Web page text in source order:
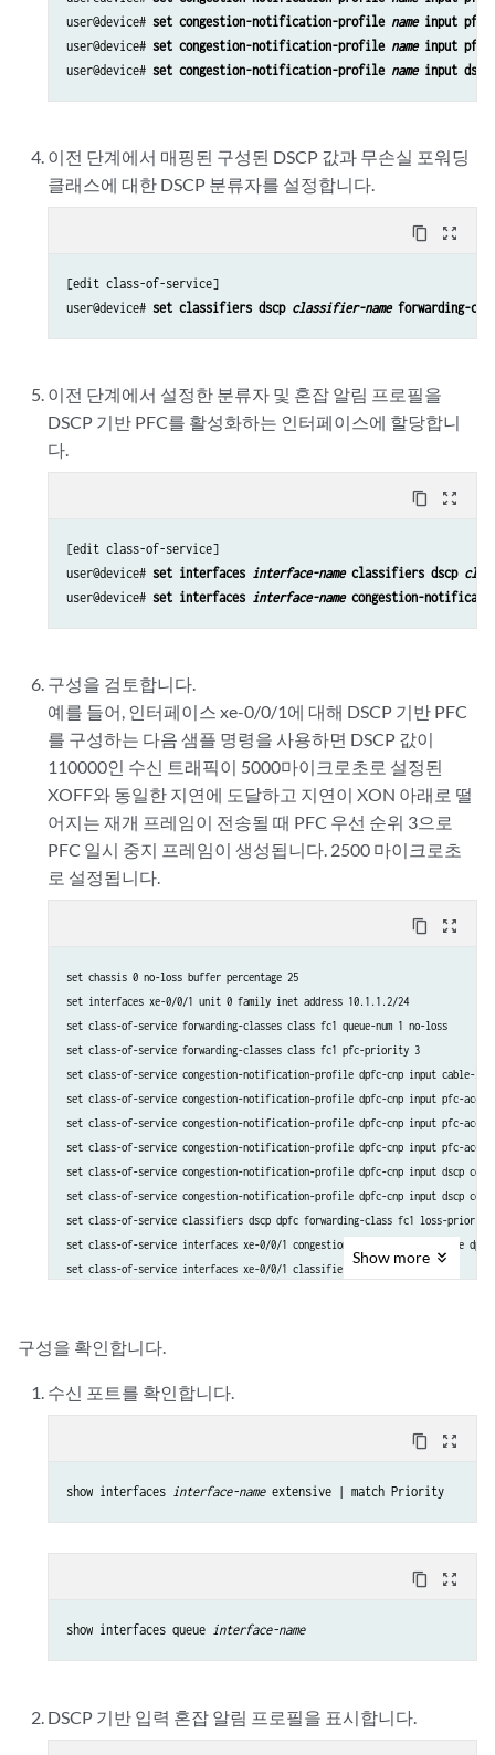
user@device# set congestion-notification-profile name input pfc-
user@device# set congestion-notification-profile name input pfc-
user@device# set congestion-notification-profile name input
이전 단계에서 매핑된 구성된 DSCP 값과 무손실 포워딩
클래스에 대한 DSCP 분류자를 설정합니다.
content_copy zoom_out_map
[edit class-of-service]
user@device# set classifiers dscp classifier-name forwarding-
이전 단계에서 설정한 분류자 및 혼잡 알림 프로필을
DSCP 기반 PFC를 활성화하는 인터페이스에 할당합니
다.
content_copy zoom_out_map
[edit class-of-service]
user@device# set interfaces interface-name classifiers dscp
user@device# set interfaces interface-name congestion-
구성을 검토합니다.
예를 들어, 인터페이스 xe-0/0/1에 대해 DSCP 기반 PFC
를 구성하는 다음 샘플 명령을 사용하면 DSCP 값이
110000인 수신 트래픽이 5000마이크로초로 설정된
XOFF와 동일한 지연에 도달하고 지연이 XON 아래로 떨
어지는 재개 프레임이 전송될 때 PFC 우선 순위 3으로
PFC 일시 중지 프레임이 생성됩니다. 2500 마이크로초
로 설정됩니다.
content_copy zoom_out_map
set chassis 0 no-loss buffer percentage 25
set interfaces xe-0/0/1 unit 0 family inet address 10.1.1.2/24
set class-of-service forwarding-classes class fc1 queue-num 1 no-loss
set class-of-service forwarding-classes class fc1 pfc-priority 3
set class-of-service congestion-notification-profile dpfc-cnp input cable-
set class-of-service congestion-notification-profile dpfc-cnp input pfc-
set class-of-service congestion-notification-profile dpfc-cnp input pfc-
set class-of-service congestion-notification-profile dpfc-cnp input pfc-
set class-of-service congestion-notification-profile dpfc-cnp input dscp
set class-of-service congestion-notification-profile dpfc-cnp input dscp code-
set class-of-service classifiers dscp dpfc forwarding-class fc1 loss-priority
set class-of-service interfaces xe-0/0/1 congestion-notification-profile
Show more
구성을 확인합니다.
수신 포트를 확인합니다.
content_copy zoom_out_map
show interfaces interface-name extensive | match Priority
content_copy zoom_out_map
show interfaces queue interface-name
DSCP 기반 입력 혼잡 알림 프로필을 표시합니다.